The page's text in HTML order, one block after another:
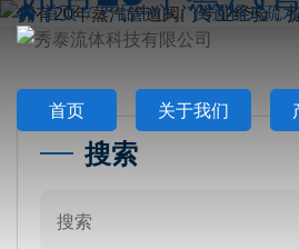
首页 关于我们
首页 产品中心 倒置桶式疏
搜索